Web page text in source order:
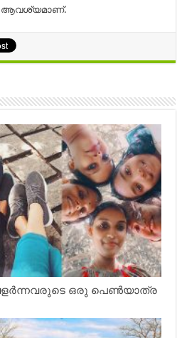
ആവശ്യമാണ്.
ഒരു പെൺയാത്ര